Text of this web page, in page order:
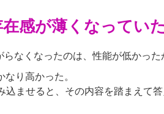
感が薄くなってい
くなったのは、性能が低かった
り高かった。
ませると、その内容を踏まえて